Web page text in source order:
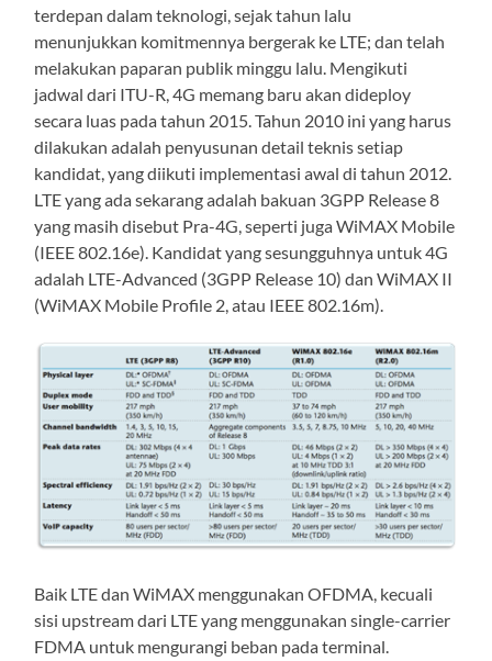
terdepan dalam teknologi, sejak tahun lalu
menunjukkan komitmennya bergerak ke LTE; dan telah
melakukan paparan publik minggu lalu. Mengikuti
jadwal dari ITU-R, 4G memang baru akan dideploy
secara luas pada tahun 2015. Tahun 2010 ini yang harus
dilakukan adalah penyusunan detail teknis setiap
kandidat, yang diikuti implementasi awal di tahun 2012.
LTE yang ada sekarang adalah bakuan 3GPP Release 8
yang masih disebut Pra-4G, seperti juga WiMAX Mobile
(IEEE 802.16e). Kandidat yang sesungguhnya untuk 4G
adalah LTE-Advanced (3GPP Release 10) dan WiMAX II
(WiMAX Mobile Profile 2, atau IEEE 802.16m).
Baik LTE dan WiMAX menggunakan OFDMA, kecuali
sisi upstream dari LTE yang menggunakan single-carrier
FDMA untuk mengurangi beban pada terminal.